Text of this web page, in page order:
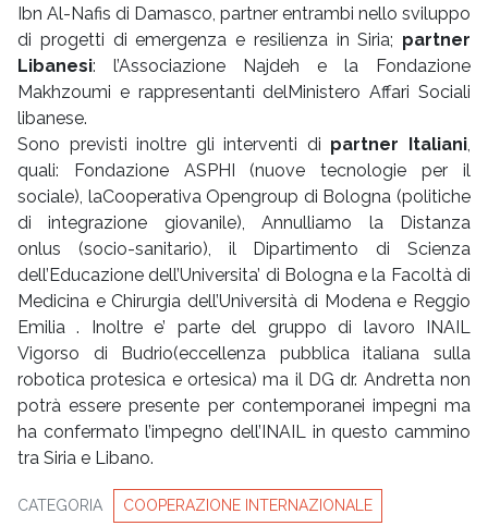
Ibn Al-Nafis di Damasco, partner entrambi nello sviluppo
di progetti di emergenza e resilienza in Siria; partner
Libanesi: l’Associazione Najdeh e la Fondazione
Makhzoumi e rappresentanti delMinistero Affari Sociali
libanese.
Sono previsti inoltre gli interventi di partner Italiani,
quali: Fondazione ASPHI (nuove tecnologie per il
sociale), laCooperativa Opengroup di Bologna (politiche
di integrazione giovanile), Annulliamo la Distanza
onlus (socio-sanitario), il Dipartimento di Scienza
dell’Educazione dell’Universita’ di Bologna e la Facoltà di
Medicina e Chirurgia dell’Università di Modena e Reggio
Emilia . Inoltre e’ parte del gruppo di lavoro INAIL
Vigorso di Budrio(eccellenza pubblica italiana sulla
robotica protesica e ortesica) ma il DG dr. Andretta non
potrà essere presente per contemporanei impegni ma
ha confermato l’impegno dell’INAIL in questo cammino
tra Siria e Libano.
CATEGORIA COOPERAZIONE INTERNAZIONALE